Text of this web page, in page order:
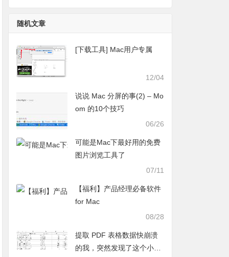
随机文章
[下载工具] Mac用户专属
12/04
说说 Mac 分屏的事(2) – Mo
om 的10个技巧
06/26
可能是Mac下最好用的免费
图片浏览工具了
07/11
【福利】产品经理必备软件
for Mac
08/28
提取 PDF 表格数据快崩溃
的我，突然发现了这个小工